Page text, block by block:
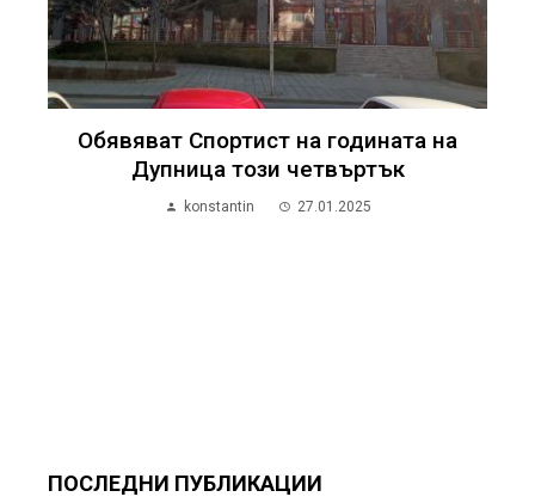
Обявяват Спортист на годината на
Дупница този четвъртък
konstantin 27.01.2025
ПОСЛЕДНИ ПУБЛИКАЦИИ